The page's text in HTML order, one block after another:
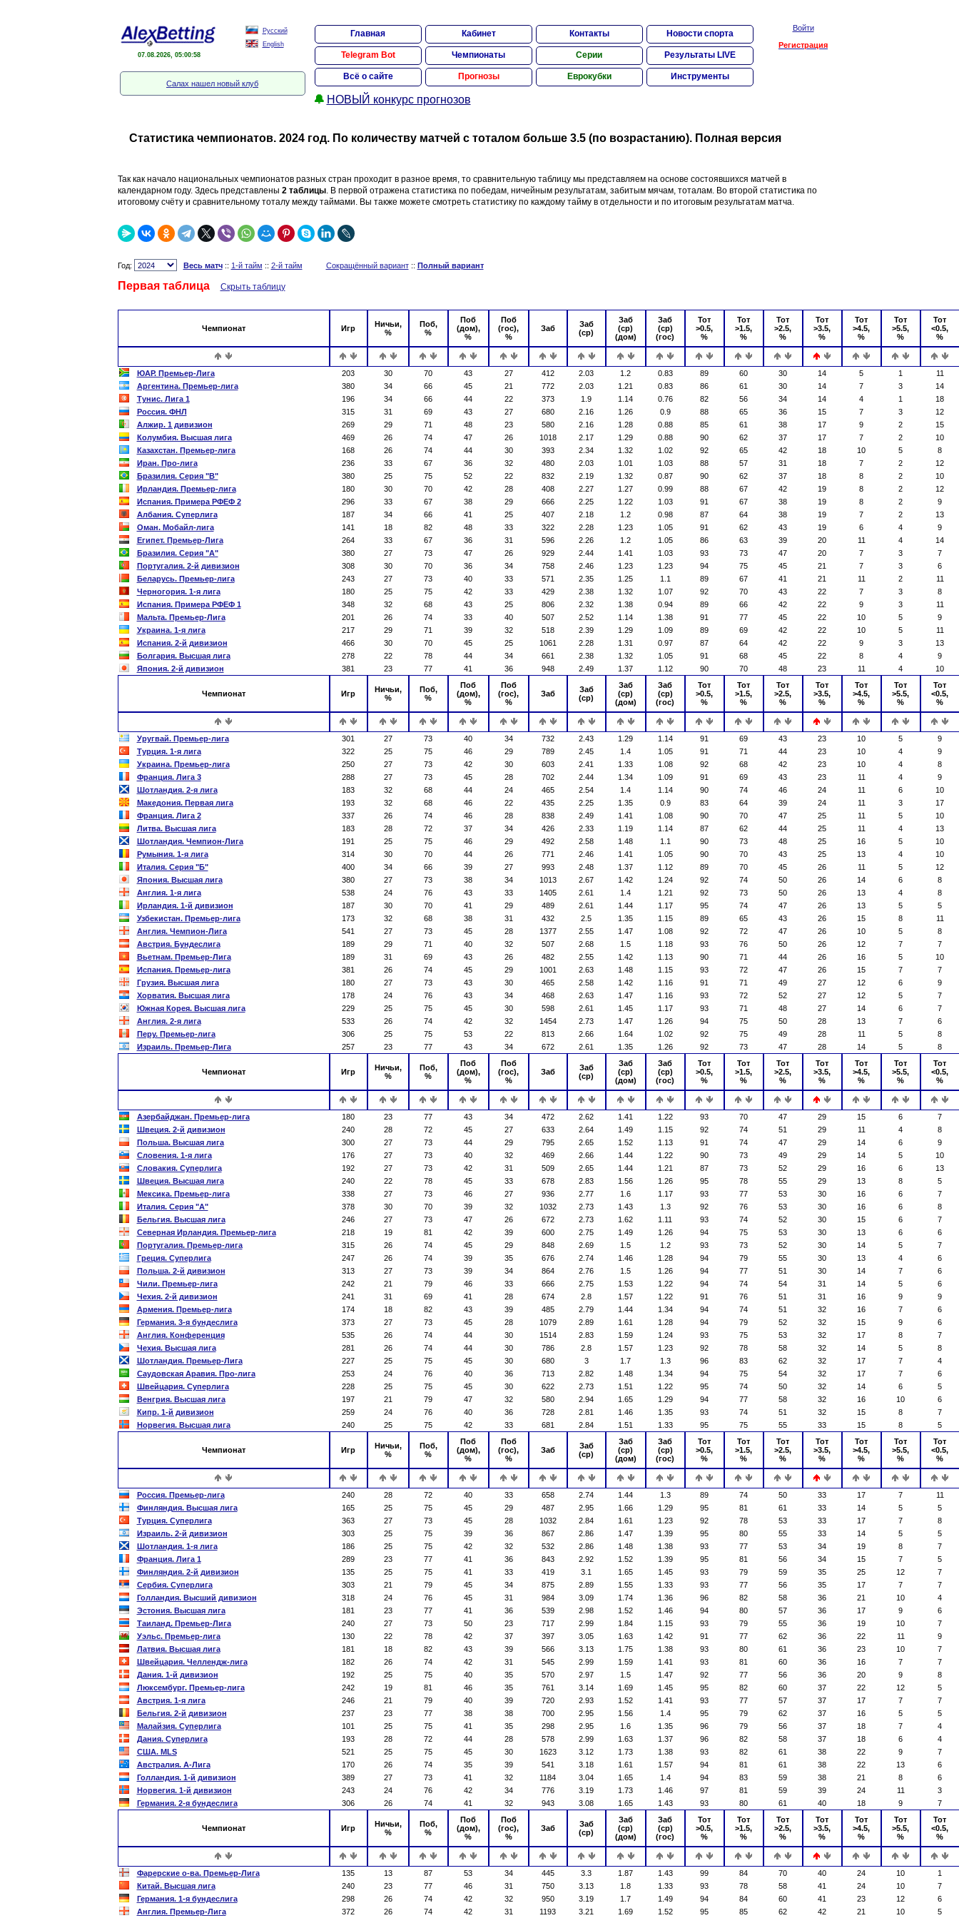
07.08.2026, 05:00:58
Русский
English
Главная Кабинет Контакты Новости спорта
Telegram Bot Чемпионаты Серии Результаты LIVE
Всё о сайте Прогнозы Еврокубки Инструменты
🔔 НОВЫЙ конкурс прогнозов
Войти
Регистрация
Салах нашел новый клуб
Статистика чемпионатов. 2024 год. По количеству матчей с тоталом больше 3.5 (по возрастанию). Полная версия
Так как начало национальных чемпионатов разных стран проходит в разное время, то сравнительную таблицу мы представляем на основе состоявшихся матчей в
календарном году. Здесь представлены 2 таблицы. В первой отражена статистика по победам, ничейным результатам, забитым мячам, тоталам. Во второй статистика по
итоговому счёту и сравнительному тоталу между таймами. Вы также можете смотреть статистику по каждому тайму в отдельности и по итоговым результатам матча.
Год: Весь матч:: 1-й тайм :: 2-й тайм Сокращённый вариант:: Полный вариант
Первая таблица Скрыть таблицу
Чемпионат Игр
Ничьи,
%
Поб,
%
Поб
(дом),
%
Поб
(гос),
%
Заб
Заб
(ср)
Заб
(ср)
(дом)
Заб
(ср)
(гос)
Тот
>0.5,
%
Тот
>1.5,
%
Тот
>2.5,
%
Тот
>3.5,
%
Тот
>4.5,
%
Тот
>5.5,
%
Тот
<0.5,
%
ЮАР. Премьер-Лига 203 30 70 43 27 412 2.03 1.2 0.83 89 60 30 14 5 1
11
Аргентина. Премьер-лига
380 34 66 45 21 772 2.03 1.21 0.83 86 61 30 14 7 3
14
Тунис. Лига 1
196 34 66 44 22 373 1.9 1.14 0.76 82 56 34 14 4 1
18
Россия. ФНЛ
315 31 69 43 27 680 2.16 1.26 0.9 88 65 36 15 7 3
12
Алжир. 1 дивизион
269 29 71 48 23 580 2.16 1.28 0.88 85 61 38 17 9 2
15
Колумбия. Высшая лига
469 26 74 47 26 1018 2.17 1.29 0.88 90 62 37 17 7 2
10
Казахстан. Премьер-лига
168 26 74 44 30 393 2.34 1.32 1.02 92 65 42 18 10 5
8
Иран. Про-лига
236 33 67 36 32 480 2.03 1.01 1.03 88 57 31 18 7 2
12
Бразилия. Серия "B"
380 25 75 52 22 832 2.19 1.32 0.87 90 62 37 18 8 2
10
Ирландия. Премьер-лига
180 30 70 42 28 408 2.27 1.27 0.99 88 67 42 19 8 2
12
Испания. Примера РФЕФ 2
296 33 67 38 29 666 2.25 1.22 1.03 91 67 38 19 8 2
9
Албания. Суперлига
187 34 66 41 25 407 2.18 1.2 0.98 87 64 38 19 7 2
13
Оман. Мобайл-лига
141 18 82 48 33 322 2.28 1.23 1.05 91 62 43 19 6 4
9
Египет. Премьер-Лига
264 33 67 36 31 596 2.26 1.2 1.05 86 63 39 20 11 4
14
Бразилия. Серия "А"
380 27 73 47 26 929 2.44 1.41 1.03 93 73 47 20 7 3
7
Португалия. 2-й дивизион
308 30 70 36 34 758 2.46 1.23 1.23 94 75 45 21 7 3
6
Беларусь. Премьер-лига
243 27 73 40 33 571 2.35 1.25 1.1 89 67 41 21 11 2
11
Черногория. 1-я лига
180 25 75 42 33 429 2.38 1.32 1.07 92 70 43 22 7 3
8
Испания. Примера РФЕФ 1
348 32 68 43 25 806 2.32 1.38 0.94 89 66 42 22 9 3
11
Мальта. Премьер-Лига
201 26 74 33 40 507 2.52 1.14 1.38 91 77 45 22 10 5
9
Украина. 1-я лига
217 29 71 39 32 518 2.39 1.29 1.09 89 69 42 22 10 5
11
Испания. 2-й дивизион
466 30 70 45 25 1061 2.28 1.31 0.97 87 64 42 22 9 3
13
Болгария. Высшая лига
278 22 78 44 34 661 2.38 1.32 1.05 91 68 45 22 8 4
9
Япония. 2-й дивизион
381 23 77 41 36 948 2.49 1.37 1.12 90 70 48 23 11 4 10
Чемпионат Игр
Ничьи,
%
Поб,
%
Поб
(дом),
%
Поб
(гос),
%
Заб
Заб
(ср)
Заб
(ср)
(дом)
Заб
(ср)
(гос)
Тот
>0.5,
%
Тот
>1.5,
%
Тот
>2.5,
%
Тот
>3.5,
%
Тот
>4.5,
%
Тот
>5.5,
%
Тот
<0.5,
%
Уругвай. Премьер-лига 301 27 73 40 34 732 2.43 1.29 1.14 91 69 43 23 10 5
9
Турция. 1-я лига
322 25 75 46 29 789 2.45 1.4 1.05 91 71 44 23 10 4
9
Украина. Премьер-лига
250 27 73 42 30 603 2.41 1.33 1.08 92 68 42 23 10 4
8
Франция. Лига 3
288 27 73 45 28 702 2.44 1.34 1.09 91 69 43 23 11 4
9
Шотландия. 2-я лига
183 32 68 44 24 465 2.54 1.4 1.14 90 74 46 24 11 6
10
Македония. Первая лига
193 32 68 46 22 435 2.25 1.35 0.9 83 64 39 24 11 3
17
Франция. Лига 2
337 26 74 46 28 838 2.49 1.41 1.08 90 70 47 25 11 5
10
Литва. Высшая лига
183 28 72 37 34 426 2.33 1.19 1.14 87 62 44 25 11 4
13
Шотландия. Чемпион-Лига
191 25 75 46 29 492 2.58 1.48 1.1 90 73 48 25 16 5
10
Румыния. 1-я лига
314 30 70 44 26 771 2.46 1.41 1.05 90 70 43 25 13 4
10
Италия. Серия "Б"
400 34 66 39 27 993 2.48 1.37 1.12 89 70 45 26 11 5
12
Япония. Высшая лига
380 27 73 38 34 1013 2.67 1.42 1.24 92 74 50 26 14 6
8
Англия. 1-я лига
538 24 76 43 33 1405 2.61 1.4 1.21 92 73 50 26 13 4
8
Ирландия. 1-й дивизион
187 30 70 41 29 489 2.61 1.44 1.17 95 74 47 26 13 5
5
Узбекистан. Премьер-лига
173 32 68 38 31 432 2.5 1.35 1.15 89 65 43 26 15 8
11
Англия. Чемпион-Лига
541 27 73 45 28 1377 2.55 1.47 1.08 92 72 47 26 10 5
8
Австрия. Бундеслига
189 29 71 40 32 507 2.68 1.5 1.18 93 76 50 26 12 7
7
Вьетнам. Премьер-Лига
189 31 69 43 26 482 2.55 1.42 1.13 90 71 44 26 16 5
10
Испания. Премьер-лига
381 26 74 45 29 1001 2.63 1.48 1.15 93 72 47 26 15 7
7
Грузия. Высшая лига
180 27 73 43 30 465 2.58 1.42 1.16 91 71 49 27 12 6
9
Хорватия. Высшая лига
178 24 76 43 34 468 2.63 1.47 1.16 93 72 52 27 12 5
7
Южная Корея. Высшая лига
229 25 75 45 30 598 2.61 1.45 1.17 93 71 48 27 14 6
7
Англия. 2-я лига
533 26 74 42 32 1454 2.73 1.47 1.26 94 75 50 28 13 7
6
Перу. Премьер-лига
306 25 75 53 22 813 2.66 1.64 1.02 92 75 49 28 11 5
8
Израиль. Премьер-Лига
257 23 77 43 34 672 2.61 1.35 1.26 92 73 47 28 14 5 8
Чемпионат Игр
Ничьи,
%
Поб,
%
Поб
(дом),
%
Поб
(гос),
%
Заб
Заб
(ср)
Заб
(ср)
(дом)
Заб
(ср)
(гос)
Тот
>0.5,
%
Тот
>1.5,
%
Тот
>2.5,
%
Тот
>3.5,
%
Тот
>4.5,
%
Тот
>5.5,
%
Тот
<0.5,
%
Азербайджан. Премьер-лига 180 23 77 43 34 472 2.62 1.41 1.22 93 70 47 29 15 6
7
Швеция. 2-й дивизион
240 28 72 45 27 633 2.64 1.49 1.15 92 74 51 29 11 4
8
Польша. Высшая лига
300 27 73 44 29 795 2.65 1.52 1.13 91 74 47 29 14 6
9
Словения. 1-я лига
176 27 73 40 32 469 2.66 1.44 1.22 90 73 49 29 14 5
10
Словакия. Суперлига
192 27 73 42 31 509 2.65 1.44 1.21 87 73 52 29 16 6
13
Швеция. Высшая лига
240 22 78 45 33 678 2.83 1.56 1.26 95 78 55 29 13 8
5
Мексика. Премьер-лига
338 27 73 46 27 936 2.77 1.6 1.17 93 77 53 30 16 6
7
Италия. Серия "А"
378 30 70 39 32 1032 2.73 1.43 1.3 92 76 53 30 16 6
8
Бельгия. Высшая лига
246 27 73 47 26 672 2.73 1.62 1.11 93 74 52 30 15 6
7
Северная Ирландия. Премьер-лига
218 19 81 42 39 600 2.75 1.49 1.26 94 75 53 30 13 6
6
Португалия. Премьер-лига
315 26 74 45 29 848 2.69 1.5 1.2 93 73 52 30 14 5
7
Греция. Суперлига
247 26 74 39 35 676 2.74 1.46 1.28 94 79 55 30 13 4
6
Польша. 2-й дивизион
313 27 73 39 34 864 2.76 1.5 1.26 94 77 51 30 14 7
6
Чили. Премьер-лига
242 21 79 46 33 666 2.75 1.53 1.22 94 74 54 31 14 5
6
Чехия. 2-й дивизион
241 31 69 41 28 674 2.8 1.57 1.22 91 76 51 31 16 9
9
Армения. Премьер-лига
174 18 82 43 39 485 2.79 1.44 1.34 94 74 51 32 16 7
6
Германия. 3-я бундеслига
373 27 73 45 28 1079 2.89 1.61 1.28 94 79 52 32 15 9
6
Англия. Конференция
535 26 74 44 30 1514 2.83 1.59 1.24 93 75 53 32 17 8
7
Чехия. Высшая лига
281 26 74 44 30 786 2.8 1.57 1.23 92 78 58 32 14 5
8
Шотландия. Премьер-Лига
227 25 75 45 30 680 3 1.7 1.3 96 83 62 32 17 7
4
Саудовская Аравия. Про-лига
253 24 76 40 36 713 2.82 1.48 1.34 94 75 54 32 17 7
6
Швейцария. Суперлига
228 25 75 45 30 622 2.73 1.51 1.22 95 74 50 32 14 6
5
Венгрия. Высшая лига
197 21 79 47 32 580 2.94 1.65 1.29 94 77 58 32 16 10
6
Кипр. 1-й дивизион
259 24 76 40 36 728 2.81 1.46 1.35 93 74 51 32 15 8
7
Норвегия. Высшая лига
240 25 75 42 33 681 2.84 1.51 1.33 95 75 55 33 15 8 5
Чемпионат Игр
Ничьи,
%
Поб,
%
Поб
(дом),
%
Поб
(гос),
%
Заб
Заб
(ср)
Заб
(ср)
(дом)
Заб
(ср)
(гос)
Тот
>0.5,
%
Тот
>1.5,
%
Тот
>2.5,
%
Тот
>3.5,
%
Тот
>4.5,
%
Тот
>5.5,
%
Тот
<0.5,
%
Россия. Премьер-лига 240 28 72 40 33 658 2.74 1.44 1.3 89 74 50 33 17 7
11
Финляндия. Высшая лига
165 25 75 45 29 487 2.95 1.66 1.29 95 81 61 33 14 5
5
Турция. Суперлига
363 27 73 45 28 1032 2.84 1.61 1.23 92 78 53 33 17 7
8
Израиль. 2-й дивизион
303 25 75 39 36 867 2.86 1.47 1.39 95 80 55 33 14 5
5
Шотландия. 1-я лига
186 25 75 42 32 532 2.86 1.48 1.38 93 77 53 34 19 8
7
Франция. Лига 1
289 23 77 41 36 843 2.92 1.52 1.39 95 81 56 34 15 7
5
Финляндия. 2-й дивизион
135 25 75 41 33 419 3.1 1.65 1.45 93 79 59 35 25 12
7
Сербия. Суперлига
303 21 79 45 34 875 2.89 1.55 1.33 93 77 56 35 17 7
7
Голландия. Высший дивизион
318 24 76 45 31 984 3.09 1.74 1.36 96 82 58 36 21 10
4
Эстония. Высшая лига
181 23 77 41 36 539 2.98 1.52 1.46 94 80 57 36 17 9
6
Таиланд. Премьер-Лига
240 27 73 50 23 717 2.99 1.84 1.15 93 79 55 36 19 10
7
Уэльс. Премьер-лига
130 22 78 42 37 397 3.05 1.63 1.42 91 77 62 36 22 11
9
Латвия. Высшая лига
181 18 82 43 39 566 3.13 1.75 1.38 93 80 61 36 23 10
7
Швейцария. Челлендж-лига
182 26 74 42 31 545 2.99 1.59 1.41 93 81 60 36 16 7
7
Дания. 1-й дивизион
192 25 75 40 35 570 2.97 1.5 1.47 92 77 56 36 20 9
8
Люксембург. Премьер-лига
242 19 81 46 35 761 3.14 1.69 1.45 95 82 60 37 22 12
5
Австрия. 1-я лига
246 21 79 40 39 720 2.93 1.52 1.41 93 77 57 37 17 7
7
Бельгия. 2-й дивизион
237 23 77 38 38 700 2.95 1.56 1.4 95 79 62 37 16 5
5
Малайзия. Суперлига
101 25 75 41 35 298 2.95 1.6 1.35 96 79 56 37 18 7
4
Дания. Суперлига
193 28 72 44 28 578 2.99 1.63 1.37 96 82 58 37 18 6
4
США. MLS
521 25 75 45 30 1623 3.12 1.73 1.38 93 82 61 38 22 9
7
Австралия. А-Лига
170 26 74 35 39 541 3.18 1.61 1.57 94 81 61 38 22 13
6
Голландия. 1-й дивизион
389 27 73 41 32 1184 3.04 1.65 1.4 94 83 59 38 21 8
6
Норвегия. 1-й дивизион
243 24 76 42 34 776 3.19 1.73 1.46 97 81 59 39 24 11
3
Германия. 2-я бундеслига
306 26 74 41 32 943 3.08 1.65 1.43 93 80 61 40 18 9 7
Чемпионат Игр
Ничьи,
%
Поб,
%
Поб
(дом),
%
Поб
(гос),
%
Заб
Заб
(ср)
Заб
(ср)
(дом)
Заб
(ср)
(гос)
Тот
>0.5,
%
Тот
>1.5,
%
Тот
>2.5,
%
Тот
>3.5,
%
Тот
>4.5,
%
Тот
>5.5,
%
Тот
<0.5,
%
Фарерские о-ва. Премьер-Лига 135 13 87 53 34 445 3.3 1.87 1.43 99 84 70 40 24 10
1
Китай. Высшая лига
240 23 77 46 31 750 3.13 1.8 1.33 93 78 58 41 24 10
7
Германия. 1-я бундеслига
298 26 74 42 32 950 3.19 1.7 1.49 94 84 60 41 23 12
6
Англия. Премьер-Лига
372 26 74 42 31 1193 3.21 1.69 1.52 95 85 62 42 21 10 5